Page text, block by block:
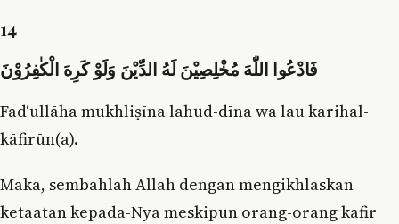
14
فَادْعُوا اللّٰهَ مُخْلِصِيْنَ لَهُ الدِّيْنَ وَلَوْ كَرِهَ الْكٰفِرُوْنَ
Fad‘ullāha mukhliṣīna lahud-dīna wa lau karihal-
kāfirūn(a).
Maka, sembahlah Allah dengan mengikhlaskan
ketaatan kepada-Nya meskipun orang-orang kafir